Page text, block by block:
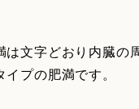
は文字どおり内臓の
プの肥満です。